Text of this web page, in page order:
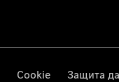
Cookie Защита